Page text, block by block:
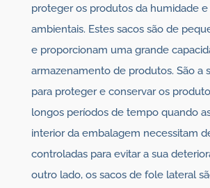
proteger os produtos da humidade
ambientais. Estes sacos são de
e proporcionam uma grande
armazenamento de produtos. São a
para proteger e conservar os
longos períodos de tempo quando
interior da embalagem necessitam
controladas para evitar a sua
outro lado, os sacos de fole lateral